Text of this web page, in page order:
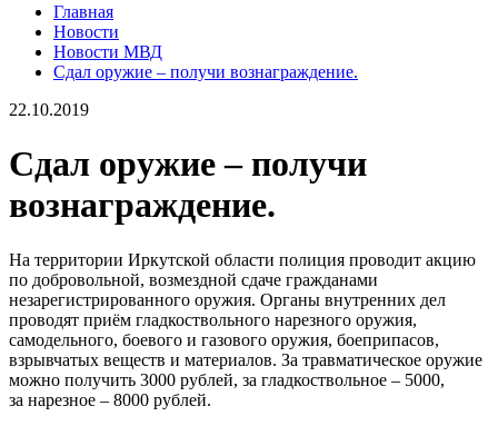
Главная
Новости
Новости МВД
Сдал оружие – получи вознаграждение.
22.10.2019
Сдал оружие – получи
вознаграждение.
На территории Иркутской области полиция проводит акцию
по добровольной, возмездной сдаче гражданами
незарегистрированного оружия. Органы внутренних дел
проводят приём гладкоствольного нарезного оружия,
самодельного, боевого и газового оружия, боеприпасов,
взрывчатых веществ и материалов. За травматическое оружие
можно получить 3000 рублей, за гладкоствольное – 5000,
за нарезное – 8000 рублей.